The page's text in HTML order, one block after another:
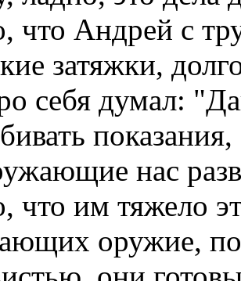
что Андрей с
затяжки,
себя думал:
нас
что им тяжело
оружие,